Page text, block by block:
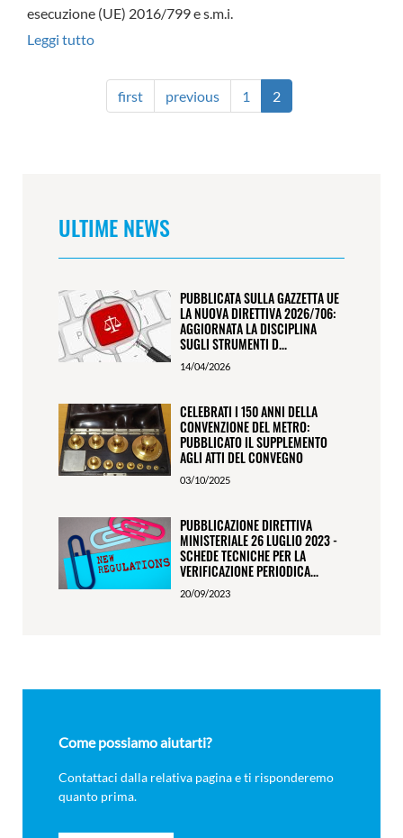
esecuzione (UE) 2016/799 e s.m.i.
Leggi tutto
SALVATORE
first previous 1 2
ULTIME NEWS
PUBBLICATA SULLA GAZZETTA UE
LA NUOVA DIRETTIVA 2026/706:
AGGIORNATA LA DISCIPLINA
SUGLI STRUMENTI D...
14/04/2026
CELEBRATI I 150 ANNI DELLA
CONVENZIONE DEL METRO:
PUBBLICATO IL SUPPLEMENTO
AGLI ATTI DEL CONVEGNO
03/10/2025
PUBBLICAZIONE DIRETTIVA
MINISTERIALE 26 LUGLIO 2023 -
SCHEDE TECNICHE PER LA
VERIFICAZIONE PERIODICA...
20/09/2023
Come possiamo aiutarti?
Contattaci dalla relativa pagina e ti risponderemo
quanto prima.